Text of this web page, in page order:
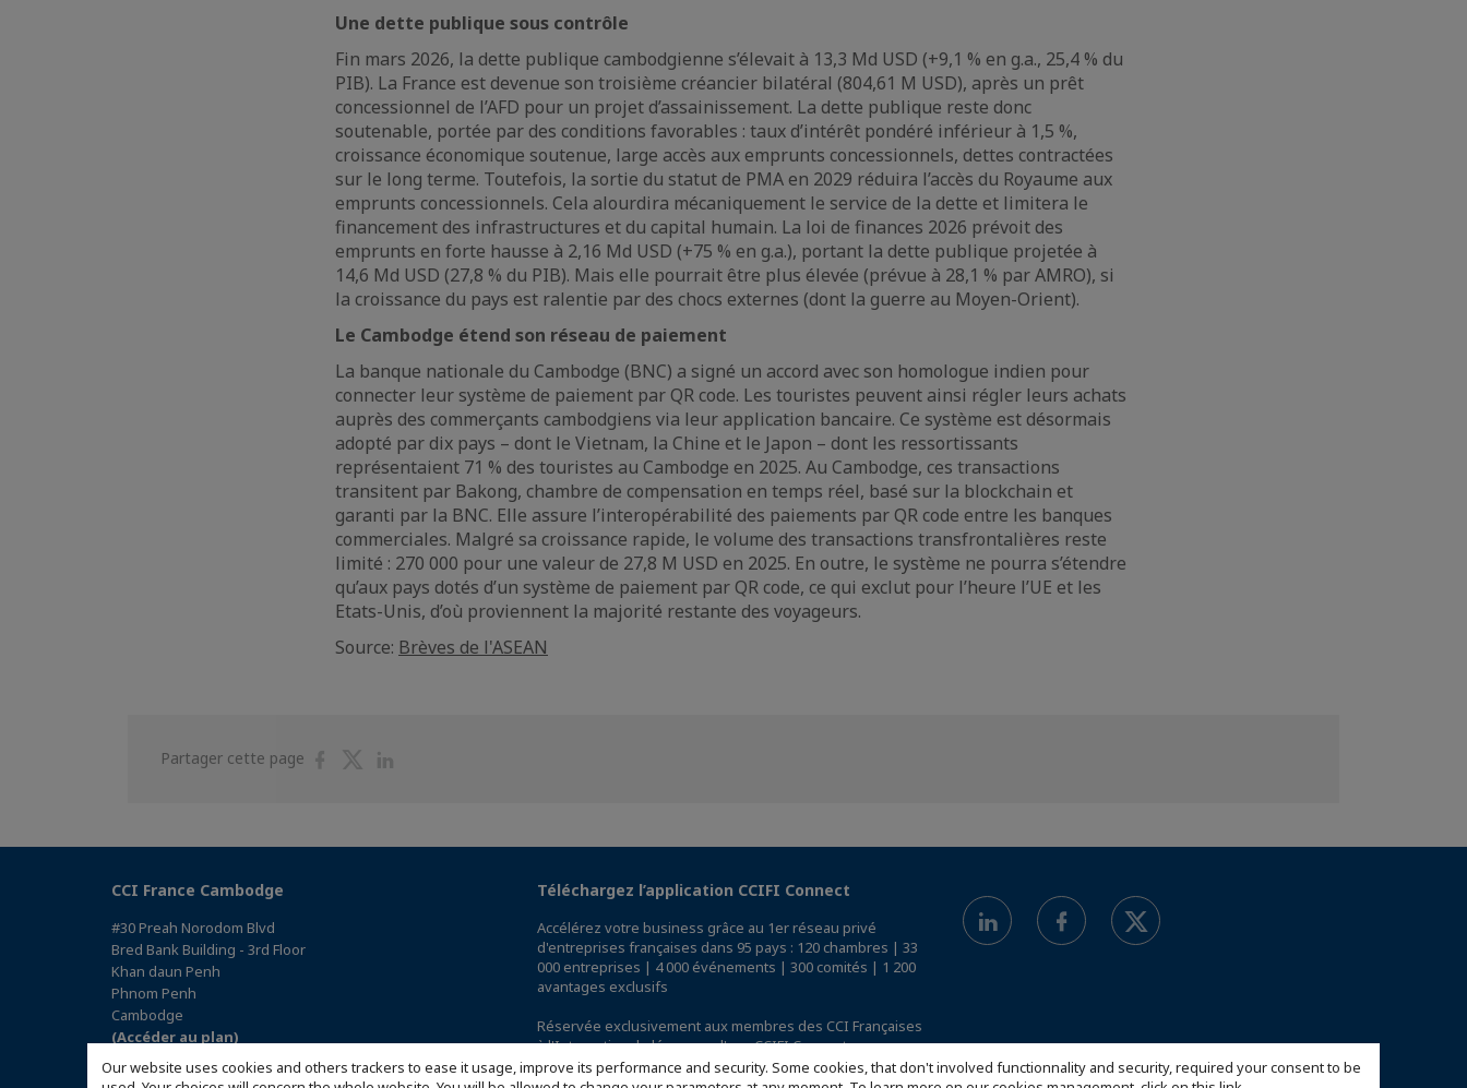
Our website uses cookies and others trackers to ease it usage, improve its performance and security. Some cookies, that don't involved functionnality and security, required your consent to be
Une dette publique sous contrôle
Fin mars 2026, la dette publique cambodgienne s’élevait à 13,3 Md USD (+9,1 % en g.a., 25,4 % du
PIB). La France est devenue son troisième créancier bilatéral (804,61 M USD), après un prêt
concessionnel de l’AFD pour un projet d’assainissement. La dette publique reste donc
soutenable, portée par des conditions favorables : taux d’intérêt pondéré inférieur à 1,5 %,
croissance économique soutenue, large accès aux emprunts concessionnels, dettes contractées
sur le long terme. Toutefois, la sortie du statut de PMA en 2029 réduira l’accès du Royaume aux
emprunts concessionnels. Cela alourdira mécaniquement le service de la dette et limitera le
financement des infrastructures et du capital humain. La loi de finances 2026 prévoit des
emprunts en forte hausse à 2,16 Md USD (+75 % en g.a.), portant la dette publique projetée à
14,6 Md USD (27,8 % du PIB). Mais elle pourrait être plus élevée (prévue à 28,1 % par AMRO), si
la croissance du pays est ralentie par des chocs externes (dont la guerre au Moyen-Orient).
Le Cambodge étend son réseau de paiement
La banque nationale du Cambodge (BNC) a signé un accord avec son homologue indien pour
connecter leur système de paiement par QR code. Les touristes peuvent ainsi régler leurs achats
auprès des commerçants cambodgiens via leur application bancaire. Ce système est désormais
adopté par dix pays – dont le Vietnam, la Chine et le Japon – dont les ressortissants
représentaient 71 % des touristes au Cambodge en 2025. Au Cambodge, ces transactions
transitent par Bakong, chambre de compensation en temps réel, basé sur la blockchain et
garanti par la BNC. Elle assure l’interopérabilité des paiements par QR code entre les banques
commerciales. Malgré sa croissance rapide, le volume des transactions transfrontalières reste
limité : 270 000 pour une valeur de 27,8 M USD en 2025. En outre, le système ne pourra s’étendre
qu’aux pays dotés d’un système de paiement par QR code, ce qui exclut pour l’heure l’UE et les
Etats-Unis, d’où proviennent la majorité restante des voyageurs.
Source: Brèves de l'ASEAN
Partager cette page
PartagerPartager
CCI France Cambodge
#30 Preah Norodom Blvd
Bred Bank Building - 3rd Floor
Khan daun Penh
Phnom Penh
Cambodge
(Accéder au plan)
Téléchargez l’application CCIFI Connect
Accélérez votre business grâce au 1er réseau privé
d'entreprises françaises dans 95 pays : 120 chambres | 33
000 entreprises | 4 000 événements | 300 comités | 1 200
avantages exclusifs
Réservée exclusivement aux membres des CCI Françaises
à l'International,découvrez l'app CCIFI Connect.